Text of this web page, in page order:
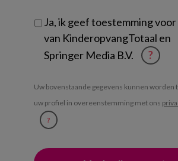
Ja, ik geef toestemming voor
van KinderopvangTotaal en
Springer Media B.V.
?
Uw bovenstaande gegevens kunnen worden
uw profiel in overeenstemming met ons
?